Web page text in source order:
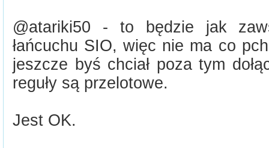
@atariki50 - to będzie jak
łańcuchu SIO, więc nie ma co
jeszcze byś chciał poza tym
reguły są przelotowe.
Jest OK.